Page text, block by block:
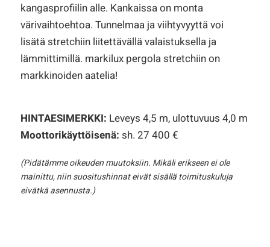
kangasprofiilin alle. Kankaissa on monta
värivaihtoehtoa. Tunnelmaa ja viihtyvyyttä voi
lisätä stretchiin liitettävällä valaistuksella ja
lämmittimillä. markilux pergola stretchiin on
markkinoiden aatelia!
HINTAESIMERKKI: Leveys 4,5 m, ulottuvuus 4,0 m
Moottorikäyttöisenä: sh. 27 400 €
(Pidätämme oikeuden muutoksiin. Mikäli erikseen ei ole
mainittu, niin suositushinnat eivät sisällä toimituskuluja
eivätkä asennusta.)